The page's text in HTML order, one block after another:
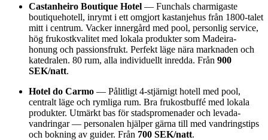
Castanheiro Boutique Hotel — Funchals charmigaste
boutiquehotell, inrymt i ett omgjort kastanjehus från 1800-talet
mitt i centrum. Vacker innergård med pool, personlig service,
hög frukostkvalitet med lokala produkter som Madeira-
honung och passionsfrukt. Perfekt läge nära marknaden och
katedralen. 80 rum, alla individuellt inredda. Från 900
SEK/natt.
Hotel do Carmo — Pålitligt 4-stjärnigt hotell med pool,
centralt läge och rymliga rum. Bra frukostbuffé med lokala
produkter. Utmärkt bas för stadspromenader och levada-
vandringar — personalen hjälper gärna till med vandringstips
och bokning av guider. Från 700 SEK/natt.